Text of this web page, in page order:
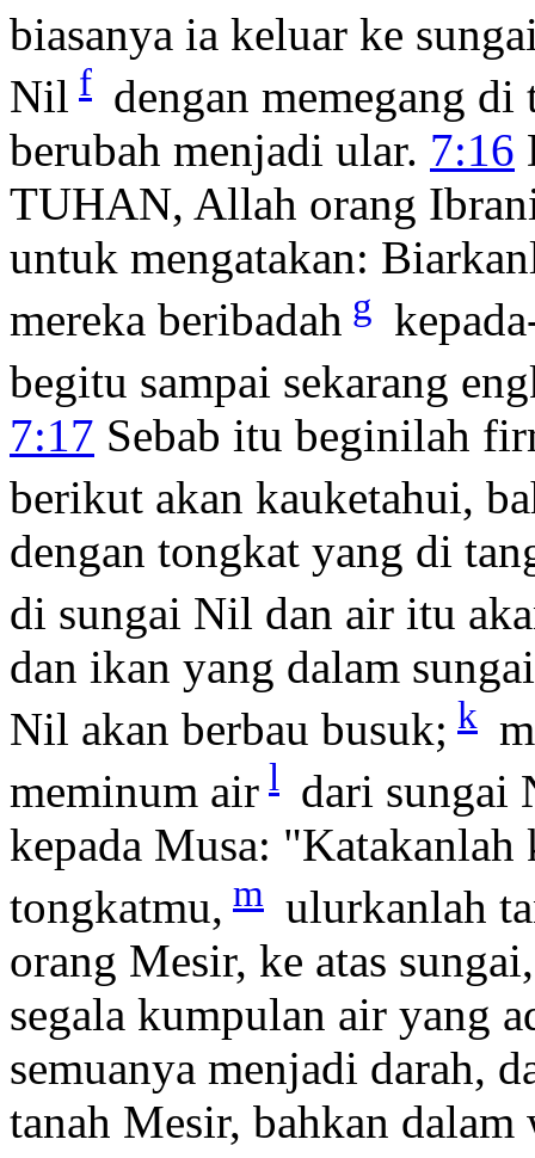
biasanya ia keluar ke
Nil f dengan memegang
berubah menjadi ular. 7:16
TUHAN, Allah orang
untuk mengatakan:
mereka beribadah g
begitu sampai sekarang
7:17 Sebab itu beginilah
berikut akan kauketahui,
dengan tongkat yang di
di sungai Nil dan air itu
dan ikan yang dalam
Nil akan berbau busuk; k
meminum air l
dari
kepada Musa:
tongkatmu, m ulurkanlah
orang Mesir, ke atas
segala kumpulan air yang
semuanya menjadi darah,
tanah Mesir, bahkan